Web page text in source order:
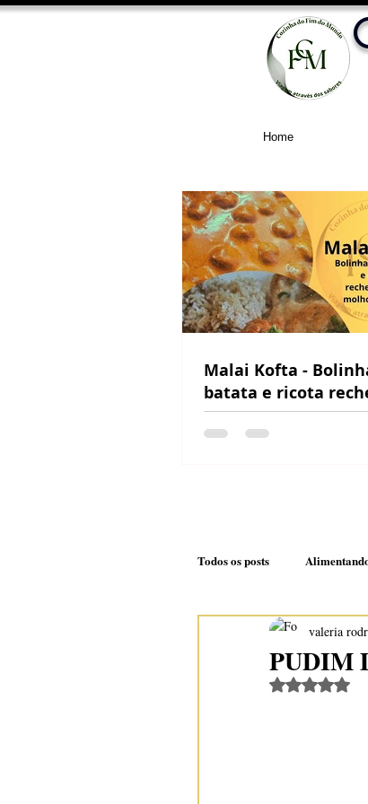
Home
Malai Kofta - Bolinhas de
batata e ricota
molho cremoso de
caju
Todos os posts
Nem daqui e nem dali
PUDIM
valeria
Avaliado